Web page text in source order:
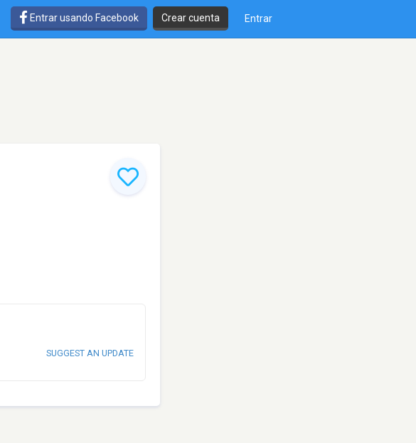
Entrar usando Facebook Crear cuenta Entrar
SUGGEST AN UPDATE